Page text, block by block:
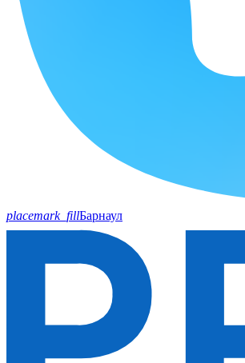
placemark_fillБарнаул